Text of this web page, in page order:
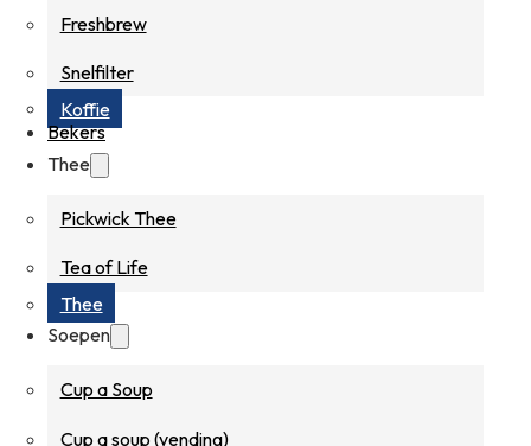
Freshbrew
Snelfilter
Koffie
Bekers
Thee
Pickwick Thee
Tea of Life
Thee
Soepen
Cup a Soup
Cup a soup (vending)